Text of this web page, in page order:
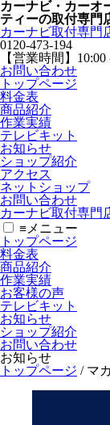
カーナビ・カーオ
ティーの取付専門
カーナビ取付専⾨
0120-473-194
【営業時間】
お問い合わせ
トップページ
料金表
商品紹介
作業実績
テレビキット
お知らせ
ショップ紹介
アクセス
ネットショップ
お問い合わせ
カーナビ取付専⾨
≡ メニュー
トップページ
料金表
商品紹介
作業実績
お客様の声
テレビキット
お知らせ
ショップ紹介
お問い合わせ
お知らせ
トップページ / マ